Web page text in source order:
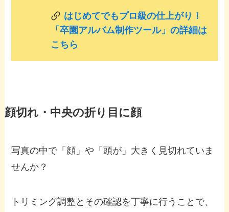
はじめてでもプロ級の仕上がり！
「卒園アルバム制作ツール」の詳細は
こちら
顔切れ・中央の折り目に顔
写真の中で「顔」や「頭が」大きく見切れていま
せんか？
トリミング調整とその確認を丁寧に行うことで、